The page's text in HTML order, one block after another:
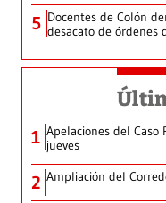
5 Docentes de Colón
desacato de órdenes
1 Apelaciones del
jueves
2 Ampliación del